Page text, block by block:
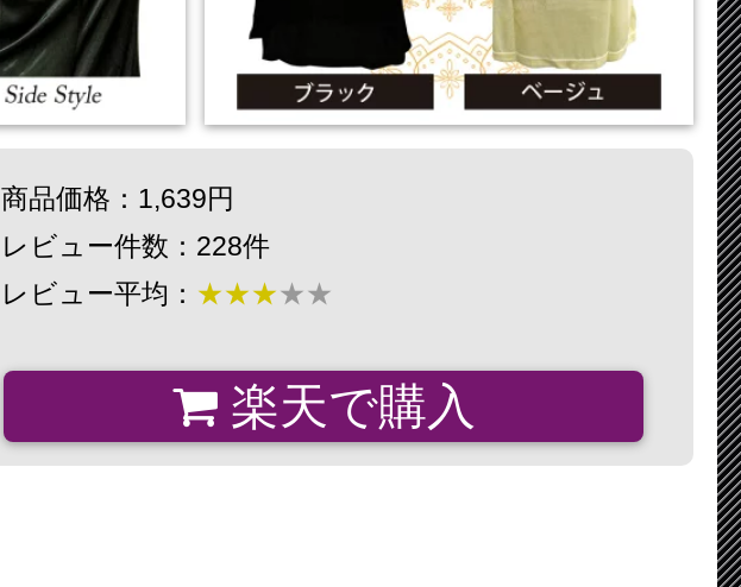
商品価格：1,639円
レビュー件数：228件
レビュー平均： ★★★★★
楽天で購入